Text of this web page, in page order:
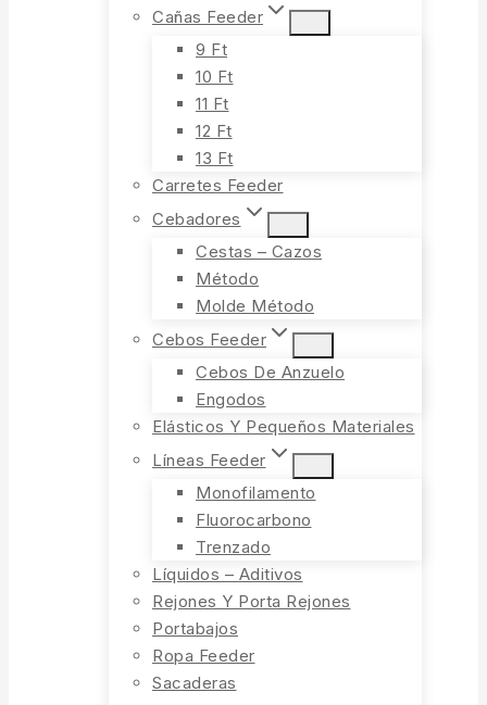
Cañas Feeder
9 Ft
10 Ft
11 Ft
12 Ft
13 Ft
Carretes Feeder
Cebadores
Cestas – Cazos
Método
Molde Método
Cebos Feeder
Cebos De Anzuelo
Engodos
Elásticos Y Pequeños Materiales
Líneas Feeder
Monofilamento
Fluorocarbono
Trenzado
Líquidos – Aditivos
Rejones Y Porta Rejones
Portabajos
Ropa Feeder
Sacaderas